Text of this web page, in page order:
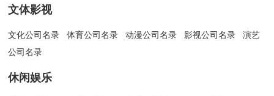
文体影视
文化公司名录 体育公司名录 动漫公司名录 影视公司名录
演艺
公司名录
休闲娱乐